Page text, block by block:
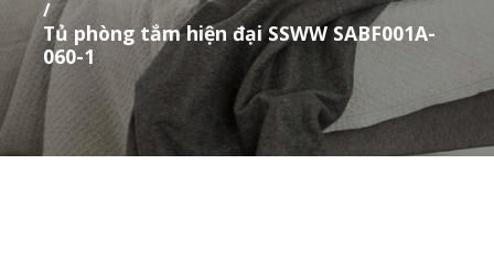
Tủ phòng tắm hiện đại SSWW SABF001A-
060-1